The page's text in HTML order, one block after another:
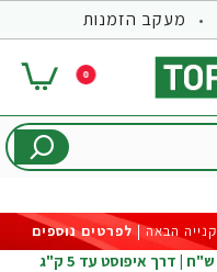
מעקב הזמנות
0
לפרטים נוספים